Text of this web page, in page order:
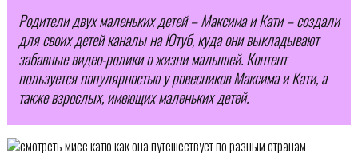
Родители двух маленьких детей – Максима и Кати – создали
для своих детей каналы на Ютуб, куда они выкладывают
забавные видео-ролики о жизни малышей. Контент
пользуется популярностью у ровесников Максима и Кати, а
также взрослых, имеющих маленьких детей.